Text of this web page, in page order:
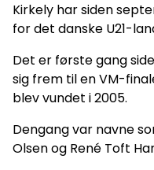
Kirkely har siden
for det danske U21-
Det er første gang
sig frem til en VM-
blev vundet i 2005.
Dengang var navne
Olsen og René Toft